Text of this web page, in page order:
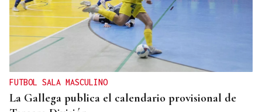
FUTBOL SALA MASCULINO
La Gallega publica el calendario provisional de